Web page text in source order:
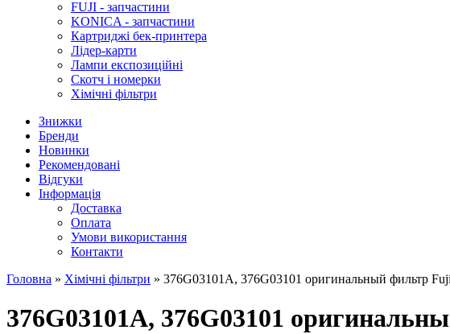
FUJI - запчастини
KONICA - запчастини
Картриджі бек-принтера
Лідер-карти
Лампи експозиційні
Скотч і номерки
Хімічні фільтри
Знижки
Бренди
Новинки
Рекомендовані
Відгуки
Інформація
Доставка
Оплата
Умови використання
Контакти
Головна » Хімічні фільтри » 376G03101A, 376G03101 оригинальный фильтр
376G03101A, 376G03101